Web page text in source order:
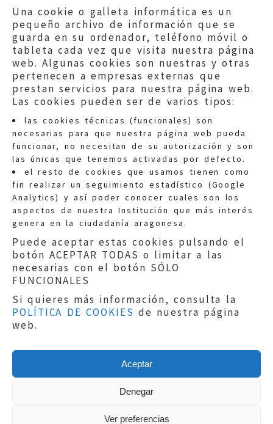
Una cookie o galleta informática es un
pequeño archivo de información que se
guarda en su ordenador, teléfono móvil o
tableta cada vez que visita nuestra página
web. Algunas cookies son nuestras y otras
pertenecen a empresas externas que
prestan servicios para nuestra página web.
Las cookies pueden ser de varios tipos:
las cookies técnicas (funcionales) son
necesarias para que nuestra página web pueda
funcionar, no necesitan de su autorización y son
las únicas que tenemos activadas por defecto.
el resto de cookies que usamos tienen como
fin realizar un seguimiento estadístico (Google
Analytics) y así poder conocer cuales son los
aspectos de nuestra Institución que más interés
genera en la ciudadanía aragonesa.
Puede aceptar estas cookies pulsando el
botón ACEPTAR TODAS o limitar a las
necesarias con el botón SÓLO
FUNCIONALES
Si quieres más información, consulta la
POLÍTICA DE COOKIES de nuestra página
web.
Aceptar
Denegar
Ver preferencias
Quejas:quejas@eljusticiadearagon.es
Información general:
informacion@eljusticiadearagon.es
Teléfonos:900 210 210/
Aviso legal|Política de privacidad|
Protección de Datos
Política de cookies
Copyright © 2019El Justicia de Aragón|
Sephor Consulting